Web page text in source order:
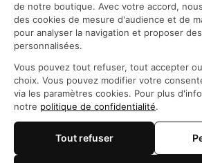
Politique de retour et remboursement
Coordonnées
Questions fréquemment posées
© 2026 Maison
de notre boutique. Avec votre accord,
des cookies de mesure d'audience et de
pour analyser la navigation et proposer
personnalisées.
Vous pouvez tout refuser, tout accepter
choix. Vous pouvez modifier votre
via les paramètres cookies. Pour plus
notre politique de confidentialité.
Tout refuser